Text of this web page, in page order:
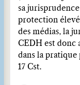
sa
protection
des médias, la
CEDH est donc
dans la
17 Cst.